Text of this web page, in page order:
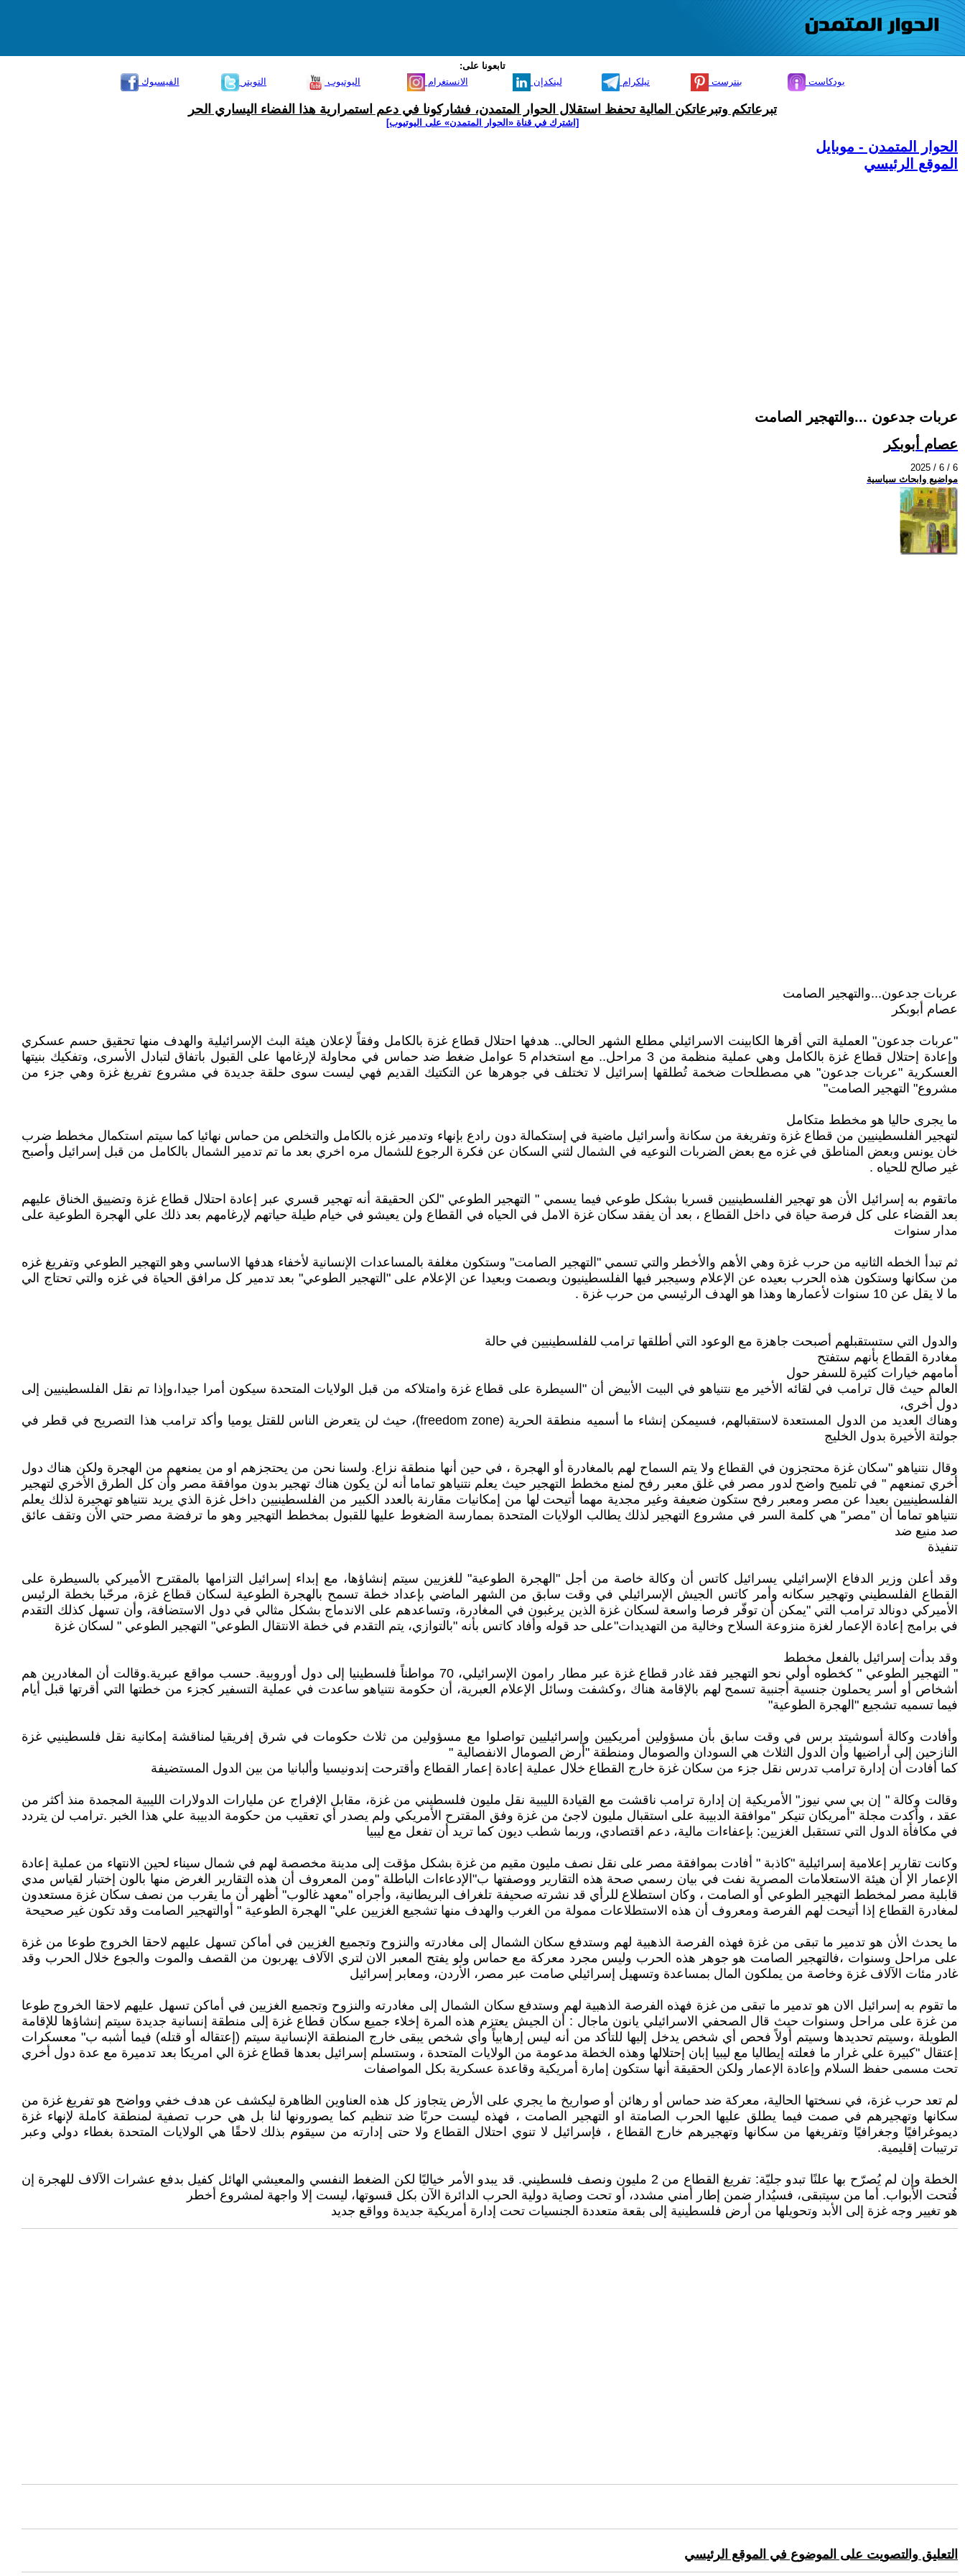
تابعونا على:
الفيسبوك
التويتر اليوتيوب الانستغرام لينكدإن تيلكرام بنترست بودكاست
تبرعاتكم وتبرعاتكن المالية تحفظ استقلال الحوار المتمدن، فشاركونا في دعم استمرارية هذا الفضاء اليساري الحر
[اشترك في قناة ‫«الحوار المتمدن» على اليوتيوب]
الحوار المتمدن - موبايل
الموقع الرئيسي
عربات جدعون ...والتهجير الصامت
عصام أبوبكر
2025 / 6 / 6
مواضيع وابحاث سياسية
عربات جدعون...والتهجير الصامت
عصام أبوبكر
"عربات جدعون" العملية التي أقرها الكابينت الاسرائيلي مطلع الشهر الحالي.. هدفها احتلال قطاع غزة بالكامل وفقاً لإعلان هيئة البث الإسرائيلية والهدف منها تحقيق حسم عسكري
وإعادة إحتلال قطاع غزة بالكامل وهي عملية منظمة من 3 مراحل.. مع استخدام 5 عوامل ضغط ضد حماس في محاولة لإرغامها على القبول باتفاق لتبادل الأسرى، وتفكيك بنيتها
العسكرية "عربات جدعون" هي مصطلحات ضخمة تُطلقها إسرائيل لا تختلف في جوهرها عن التكتيك القديم فهي ليست سوى حلقة جديدة في مشروع تفريغ غزة وهي جزء من
مشروع" التهجير الصامت"
ما يجرى حاليا هو مخطط متكامل
لتهجير الفلسطينيين من قطاع غزة وتفريغة من سكانة وأسرائيل ماضية في إستكمالة دون رادع بإنهاء وتدمير غزه بالكامل والتخلص من حماس نهائيا كما سيتم استكمال مخطط ضرب
خان يونس وبعض المناطق في غزه مع بعض الضربات النوعيه في الشمال لثني السكان عن فكرة الرجوع للشمال مره اخري بعد ما تم تدمير الشمال بالكامل من قبل إسرائيل وأصبح
غير صالح للحياه .
ماتقوم به إسرائيل الأن هو تهجير الفلسطينيين قسريا بشكل طوعي فيما يسمي " التهجير الطوعي "لكن الحقيقة أنه تهجير قسري عبر إعادة احتلال قطاع غزة وتضييق الخناق عليهم
بعد القضاء على كل فرصة حياة في داخل القطاع ، بعد أن يفقد سكان غزة الامل في الحياه في القطاع ولن يعيشو في خيام طيلة حياتهم لإرغامهم بعد ذلك علي الهجرة الطوعية على
مدار سنوات
ثم تبدأ الخطه الثانيه من حرب غزة وهي الأهم والأخطر والتي تسمي "التهجير الصامت" وستكون مغلفة بالمساعدات الإنسانية لأخفاء هدفها الاساسي وهو التهجير الطوعي وتفريغ غزه
من سكانها وستكون هذه الحرب بعيده عن الإعلام وسيجبر فيها الفلسطينيون وبصمت وبعيدا عن الإعلام على "التهجير الطوعي" بعد تدمير كل مرافق الحياة في غزه والتي تحتاج الي
ما لا يقل عن 10 سنوات لأعمارها وهذا هو الهدف الرئيسي من حرب غزة .
والدول التي ستستقبلهم أصبحت جاهزة مع الوعود التي أطلقها ترامب للفلسطينيين في حالة
مغادرة القطاع بأنهم ستفتح
أمامهم خيارات كثيرة للسفر حول
العالم حيث قال ترامب في لقائه الأخير مع نتنياهو في البيت الأبيض أن "السيطرة على قطاع غزة وامتلاكه من قبل الولايات المتحدة سيكون أمرا جيدا،وإذا تم نقل الفلسطينيين إلى
دول أخرى،
وهناك العديد من الدول المستعدة لاستقبالهم، فسيمكن إنشاء ما أسميه منطقة الحرية (freedom zone)، حيث لن يتعرض الناس للقتل يوميا وأكد ترامب هذا التصريح في قطر في
جولتة الأخيرة بدول الخليج
وقال نتنياهو "سكان غزة محتجزون في القطاع ولا يتم السماح لهم بالمغادرة أو الهجرة ، في حين أنها منطقة نزاع. ولسنا نحن من يحتجزهم او من يمنعهم من الهجرة ولكن هناك دول
أخري تمنعهم " في تلميح واضح لدور مصر في غلق معبر رفح لمنع مخطط التهجير حيث يعلم نتنياهو تماما أنه لن يكون هناك تهجير بدون موافقة مصر وأن كل الطرق الأخري لتهجير
الفلسطينيين بعيدا عن مصر ومعبر رفح ستكون ضعيفة وغير مجدية مهما أتيحت لها من إمكانيات مقارنة بالعدد الكبير من الفلسطينيين داخل غزة الذي يريد نتنياهو تهجيرة لذلك يعلم
نتنياهو تماما أن "مصر" هي كلمة السر في مشروع التهجير لذلك يطالب الولايات المتحدة بممارسة الضغوط عليها للقبول بمخطط التهجير وهو ما ترفضة مصر حتي الأن وتقف عائق
صد منيع ضد
تنفيذة
وقد أعلن وزير الدفاع الإسرائيلي يسرائيل كاتس أن وكالة خاصة من أجل "الهجرة الطوعية" للغزيين سيتم إنشاؤها، مع إبداء إسرائيل التزامها بالمقترح الأميركي بالسيطرة على
القطاع الفلسطيني وتهجير سكانه وأمر كاتس الجيش الإسرائيلي في وقت سابق من الشهر الماضي بإعداد خطة تسمح بالهجرة الطوعية لسكان قطاع غزة، مرحّبا بخطة الرئيس
الأميركي دونالد ترامب التي "يمكن أن توفّر فرصا واسعة لسكان غزة الذين يرغبون في المغادرة، وتساعدهم على الاندماج بشكل مثالي في دول الاستضافة، وأن تسهل كذلك التقدم
في برامج إعادة الإعمار لغزة منزوعة السلاح وخالية من التهديدات"على حد قوله وأفاد كاتس بأنه "بالتوازي، يتم التقدم في خطة الانتقال الطوعي" التهجير الطوعي " لسكان غزة
وقد بدأت إسرائيل بالفعل مخطط
" التهجير الطوعي " كخطوه أولي نحو التهجير فقد غادر قطاع غزة عبر مطار رامون الإسرائيلي، 70 مواطناً فلسطينيا إلى دول أوروبية. حسب مواقع عبرية.وقالت أن المغادرين هم
أشخاص أو أسر يحملون جنسية أجنبية تسمح لهم بالإقامة هناك ،وكشفت وسائل الإعلام العبرية، أن حكومة نتنياهو ساعدت في عملية التسفير كجزء من خطتها التي أقرتها قبل أيام
فيما تسميه تشجيع "الهجرة الطوعية"
وأفادت وكالة أسوشيتد برس في وقت سابق بأن مسؤولين أمريكيين وإسرائيليين تواصلوا مع مسؤولين من ثلاث حكومات في شرق إفريقيا لمناقشة إمكانية نقل فلسطينيي غزة
النازحين إلى أراضيها وأن الدول الثلاث هي السودان والصومال ومنطقة "أرض الصومال الانفصالية "
كما أفادت أن إدارة ترامب تدرس نقل جزء من سكان غزة خارج القطاع خلال عملية إعادة إعمار القطاع وأقترحت إندونيسيا وألبانيا من بين الدول المستضيفة
وقالت وكالة " إن بي سي نيوز" الأمريكية إن إدارة ترامب ناقشت مع القيادة الليبية نقل مليون فلسطيني من غزة، مقابل الإفراج عن مليارات الدولارات الليبية المجمدة منذ أكثر من
عقد ، وأكدت مجلة "أمريكان تنيكر "موافقة الدبيبة على استقبال مليون لاجئ من غزة وفق المقترح الأمريكي ولم يصدر أي تعقيب من حكومة الدبيبة علي هذا الخبر .ترامب لن يتردد
في مكافأة الدول التي تستقبل الغزيين: بإعفاءات مالية، دعم اقتصادي، وربما شطب ديون كما تريد أن تفعل مع ليبيا
وكانت تقارير إعلامية إسرائيلية "كاذبة " أفادت بموافقة مصر على نقل نصف مليون مقيم من غزة بشكل مؤقت إلى مدينة مخصصة لهم في شمال سيناء لحين الانتهاء من عملية إعادة
الإعمار الإ أن هيئة الاستعلامات المصرية نفت في بيان رسمي صحة هذه التقارير ووصفتها ب"الإدعاءات الباطلة "ومن المعروف أن هذه التقارير الغرض منها بالون إختبار لقياس مدي
قابلية مصر لمخطط التهجير الطوعي أو الصامت ، وكان استطلاع للرأي قد نشرته صحيفة تلغراف البريطانية، وأجراه "معهد غالوب" أظهر أن ما يقرب من نصف سكان غزة مستعدون
لمغادرة القطاع إذا أتيحت لهم الفرصة ومعروف أن هذه الاستطلاعات ممولة من الغرب والهدف منها تشجيع الغزيين علي" الهجرة الطوعية " أوالتهجير الصامت وقد تكون غير صحيحة
ما يحدث الأن هو تدمير ما تبقى من غزة فهذه الفرصة الذهبية لهم وستدفع سكان الشمال إلى مغادرته والنزوح وتجميع الغزيين في أماكن تسهل عليهم لاحقا الخروج طوعا من غزة
على مراحل وسنوات ،فالتهجير الصامت هو جوهر هذه الحرب وليس مجرد معركة مع حماس ولو يفتح المعبر الان لتري الآلاف يهربون من القصف والموت والجوع خلال الحرب وقد
غادر مئات الآلاف غزة وخاصة من يملكون المال بمساعدة وتسهيل إسرائيلي صامت عبر مصر، الأردن، ومعابر إسرائيل
ما تقوم به إسرائيل الان هو تدمير ما تبقى من غزة فهذه الفرصة الذهبية لهم وستدفع سكان الشمال إلى مغادرته والنزوح وتجميع الغزيين في أماكن تسهل عليهم لاحقا الخروج طوعا
من غزة على مراحل وسنوات حيث قال الصحفي الاسرائيلي يانون ماجال : أن الجيش يعتزم هذه المرة إخلاء جميع سكان قطاع غزة إلى منطقة إنسانية جديدة سيتم إنشاؤها للإقامة
الطويلة ،وسيتم تحديدها وسيتم أولاً فحص أي شخص يدخل إليها للتأكد من أنه ليس إرهابياً وأي شخص يبقى خارج المنطقة الإنسانية سيتم (إعتقاله أو قتله) فيما أشبه ب" معسكرات
إعتقال "كبيرة علي غرار ما فعلته إيطاليا مع ليبيا إبان إحتلالها وهذه الخطة مدعومة من الولايات المتحدة ، وستسلم إسرائيل بعدها قطاع غزة الي امريكا بعد تدميرة مع عدة دول أخري
تحت مسمى حفظ السلام وإعادة الإعمار ولكن الحقيقة أنها ستكون إمارة أمريكية وقاعدة عسكرية بكل المواصفات
لم تعد حرب غزة، في نسختها الحالية، معركة ضد حماس أو رهائن أو صواريخ ما يجري على الأرض يتجاوز كل هذه العناوين الظاهرة ليكشف عن هدف خفي وواضح هو تفريغ غزة من
سكانها وتهجيرهم في صمت فيما يطلق عليها الحرب الصامتة او التهجير الصامت ، فهذه ليست حربًا ضد تنظيم كما يصورونها لنا بل هي حرب تصفية لمنطقة كاملة لإنهاء غزة
ديموغرافيًا وجغرافيًا وتفريغها من سكانها وتهجيرهم خارج القطاع ، فإسرائيل لا تنوي احتلال القطاع ولا حتى إدارته من سيقوم بذلك لاحقًا هي الولايات المتحدة بغطاء دولي وعبر
ترتيبات إقليمية.
الخطة وإن لم يُصرّح بها علنًا تبدو جليّة: تفريغ القطاع من 2 مليون ونصف فلسطيني. قد يبدو الأمر خياليًا لكن الضغط النفسي والمعيشي الهائل كفيل بدفع عشرات الآلاف للهجرة إن
فُتحت الأبواب. أما من سيتبقى، فسيُدار ضمن إطار أمني مشدد، أو تحت وصاية دولية الحرب الدائرة الآن بكل قسوتها، ليست إلا واجهة لمشروع أخطر
هو تغيير وجه غزة إلى الأبد وتحويلها من أرض فلسطينية إلى بقعة متعددة الجنسيات تحت إدارة أمريكية جديدة وواقع جديد
التعليق والتصويت على الموضوع في الموقع الرئيسي